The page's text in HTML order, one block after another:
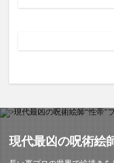
現代最凶の呪術絵